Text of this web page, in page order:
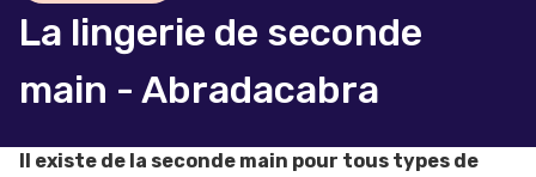
La lingerie de seconde
main - Abradacabra
Il existe de la seconde main pour tous types de